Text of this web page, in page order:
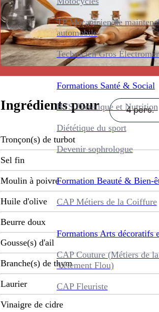
TP Mécanicien de
automobile
Technicien Gros
Formations Santé & Social
BTS Diététique et Nutrition
Diététique du sport
Devenir sophrologue
Formation Beauté & Bien-
CAP Métiers de la Coiffure
Formations Arts décoratifs
CAP Couture (Métiers de
Vêtement Flou)
CAP Fleuriste
Ingrédients pour 4 pers.
Tronçon(s) de turbot
Sel fin
Moulin à poivre
Huile d'olive
Beurre doux
Gousse(s) d'ail
Branche(s) de thym
Laurier
Vinaigre de cidre